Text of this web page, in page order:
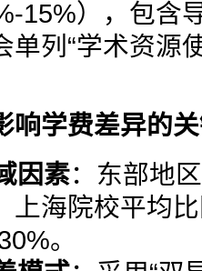
15%），包含
单列“学术资源
响学费差异的
因素：东部地
上海院校平均
。